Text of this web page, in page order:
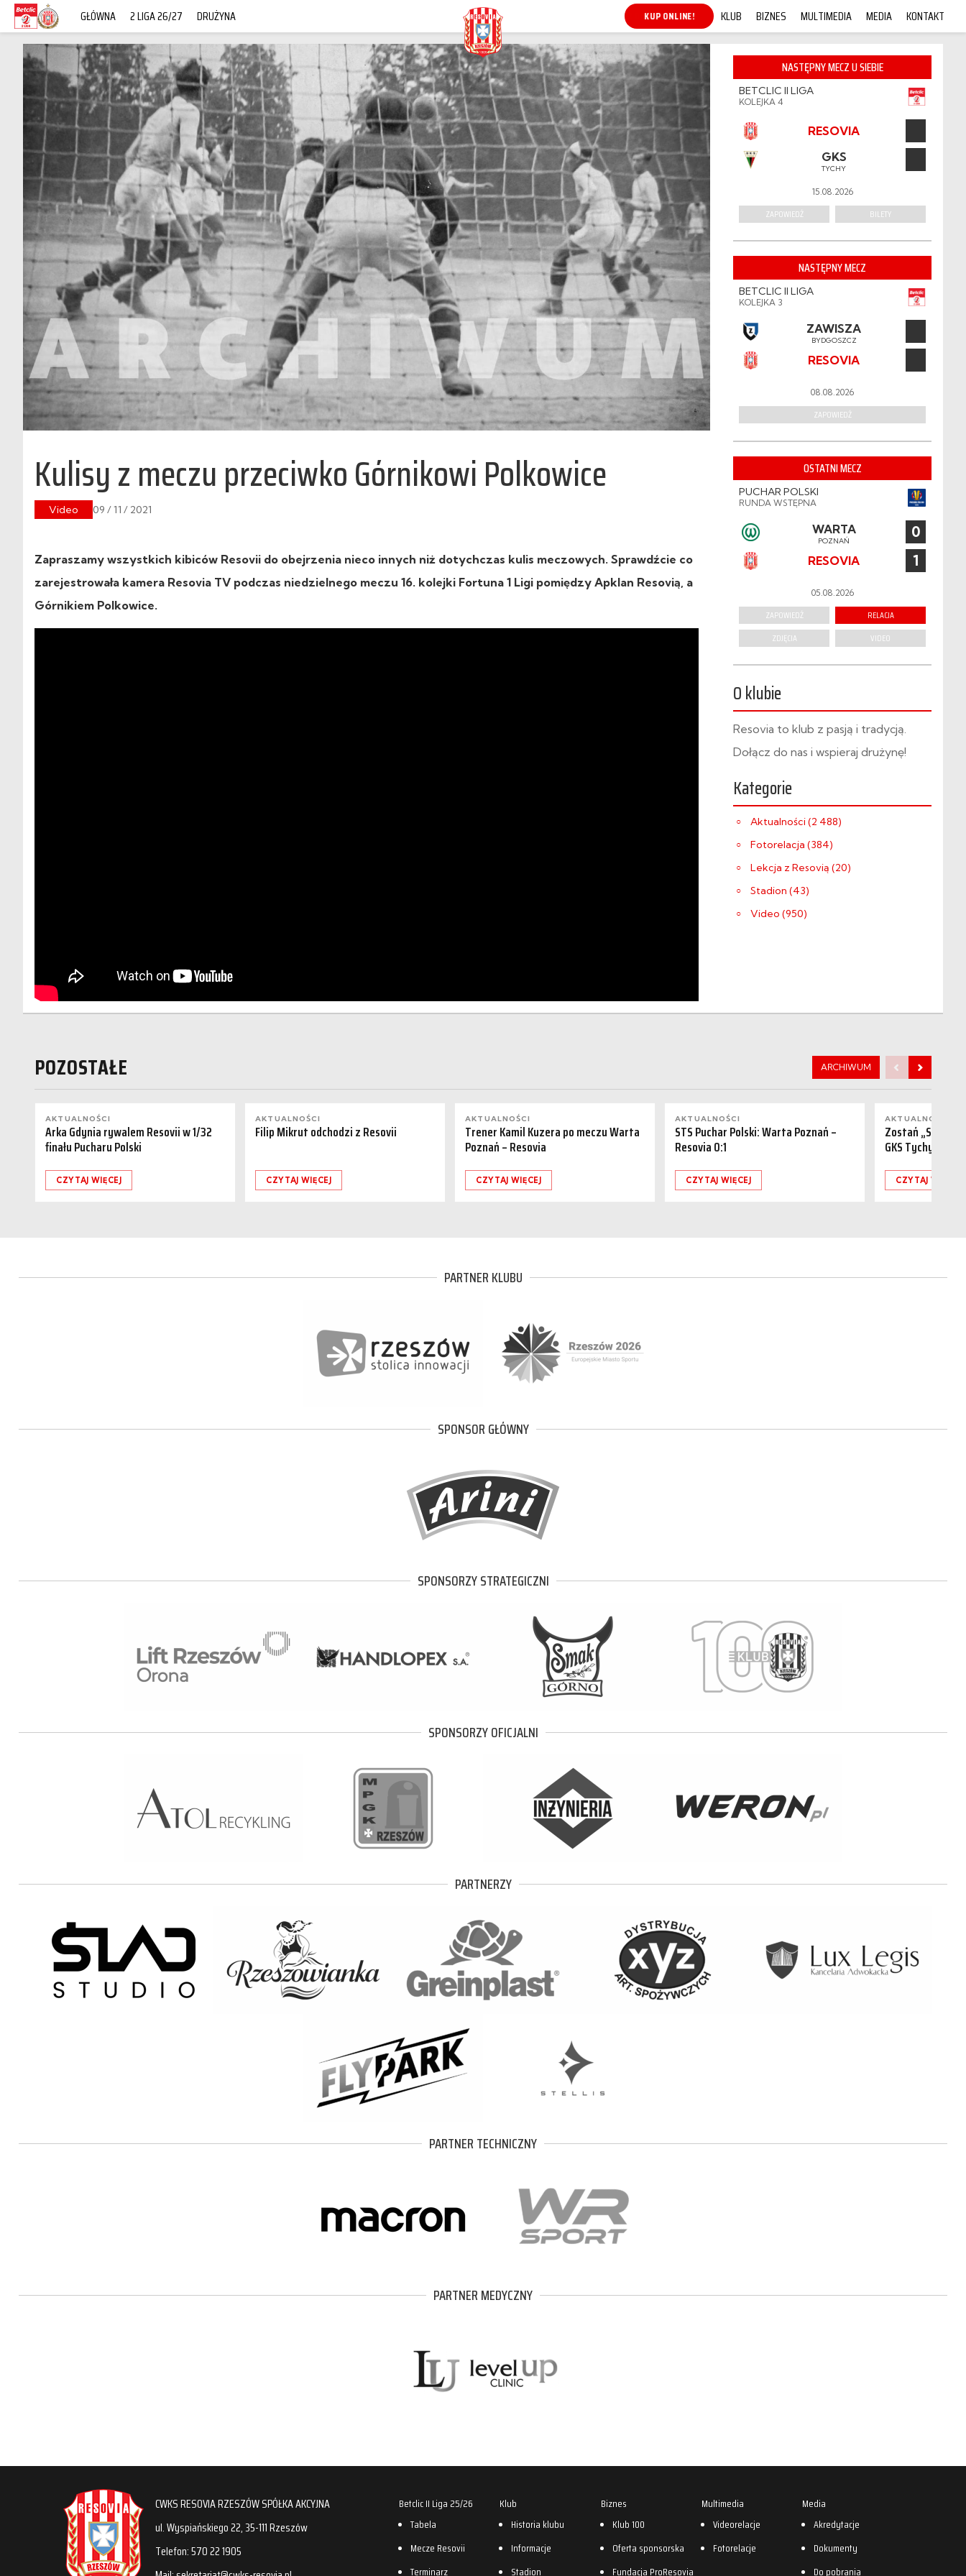
GŁÓWNA 2 LIGA 26/27 DRUŻYNA KUP ONLINE! KLUB BIZNES MULTIMEDIA MEDIA KONTAKT
Kulisy z meczu przeciwko Górnikowi Polkowice
Video 09 / 11 / 2021
Zapraszamy wszystkich kibiców Resovii do obejrzenia nieco innych niż dotychczas kulis meczowych. Sprawdźcie co
zarejestrowała kamera Resovia TV podczas niedzielnego meczu 16. kolejki Fortuna 1 Ligi pomiędzy Apklan Resovią, a
Górnikiem Polkowice.
NASTĘPNY MECZ U SIEBIE
BETCLIC II LIGA
KOLEJKA 4
RESOVIA
GKS
TYCHY
15.08.2026
ZAPOWIEDŹ BILETY
NASTĘPNY MECZ
BETCLIC II LIGA
KOLEJKA 3
ZAWISZA
BYDGOSZCZ
RESOVIA
08.08.2026
ZAPOWIEDŹ
OSTATNI MECZ
PUCHAR POLSKI
RUNDA WSTĘPNA
WARTA
POZNAŃ 0
RESOVIA 1
05.08.2026
ZAPOWIEDŹ
RELACJA
ZDJĘCIA
VIDEO
O klubie
Resovia to klub z pasją i tradycją.
Dołącz do nas i wspieraj drużynę!
Kategorie
Aktualności (2 488)
Fotorelacja (384)
Lekcja z Resovią (20)
Stadion (43)
Video (950)
POZOSTAŁE ARCHIWUM
AKTUALNOŚCI
Arka Gdynia rywalem Resovii w 1/32
finału Pucharu Polski
CZYTAJ WIĘCEJ
AKTUALNOŚCI
Filip Mikrut odchodzi z Resovii
CZYTAJ WIĘCEJ
AKTUALNOŚCI
Trener Kamil Kuzera po meczu Warta
Poznań – Resovia
CZYTAJ WIĘCEJ
AKTUALNOŚCI
STS Puchar Polski: Warta Poznań –
Resovia 0:1
CZYTAJ WIĘCEJ
AKTUALNOŚCI
Zostań
GKS Tychy
CZYTAJ WIĘCEJ
PARTNER KLUBU
SPONSOR GŁÓWNY
SPONSORZY STRATEGICZNI
SPONSORZY OFICJALNI
PARTNERZY
PARTNER TECHNICZNY
PARTNER MEDYCZNY
CWKS RESOVIA RZESZÓW SPÓŁKA AKCYJNA
ul. Wyspiańskiego 22, 35-111 Rzeszów
Telefon: 570 22 1905
Betclic II Liga 25/26
Tabela
Mecze Resovii
Terminarz
Klub
Historia klubu
Informacje
Stadion
Biznes
Klub 100
Oferta sponsorska
Fundacja ProResovia
Multimedia
Videorelacje
Fotorelacje
Media
Akredytacje
Dokumenty
Do pobrania